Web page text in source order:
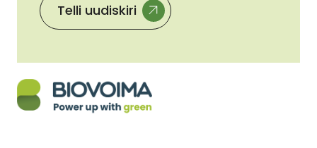
Telli uudiskiri